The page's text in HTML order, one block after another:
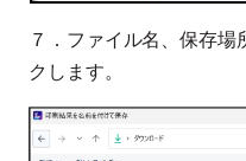
７．ファイル名、保存
クします。